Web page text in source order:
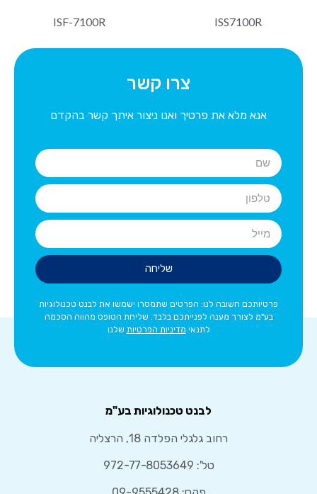
ISS7100R
ISF-7100R
צרו קשר
אנא מלא את פרטיך ואנו ניצור איתך קשר בהקדם
שליחה
פרטיותכם חשובה לנו: הפרטים שתמסרו ישמשו את לבנט טכנולוגיות
בע"מ לצורך מענה לפנייתכם בלבד. שליחת הטופס מהווה הסכמה
לתנאי מדיניות הפרטיות שלנו
לבנט טכנולוגיות בע"מ
רחוב גלגלי הפלדה 18, הרצליה
טל': 972-77-8053649